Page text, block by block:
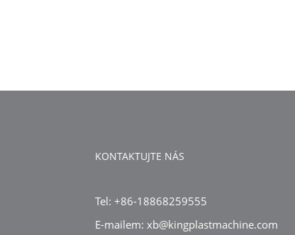
KONTAKTUJTE NÁS
Tel: +86-18868259555
E-mailem: xb@kingplastmachine.com